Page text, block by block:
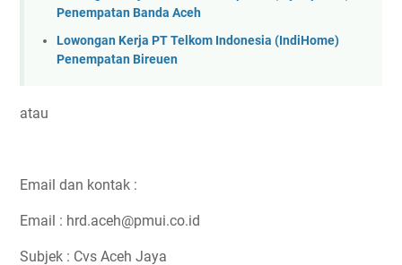
Penempatan Banda Aceh
Lowongan Kerja PT Telkom Indonesia (IndiHome)
Penempatan Bireuen
atau
Email dan kontak :
Email : hrd.aceh@pmui.co.id
Subjek : Cvs Aceh Jaya